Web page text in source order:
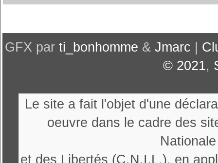
GFX par ti_bonhomme & Jmarc
© 2021,
Le site a fait l'objet d'une
oeuvre dans le cadre des
et des Libertés (C.N.I.L.), en